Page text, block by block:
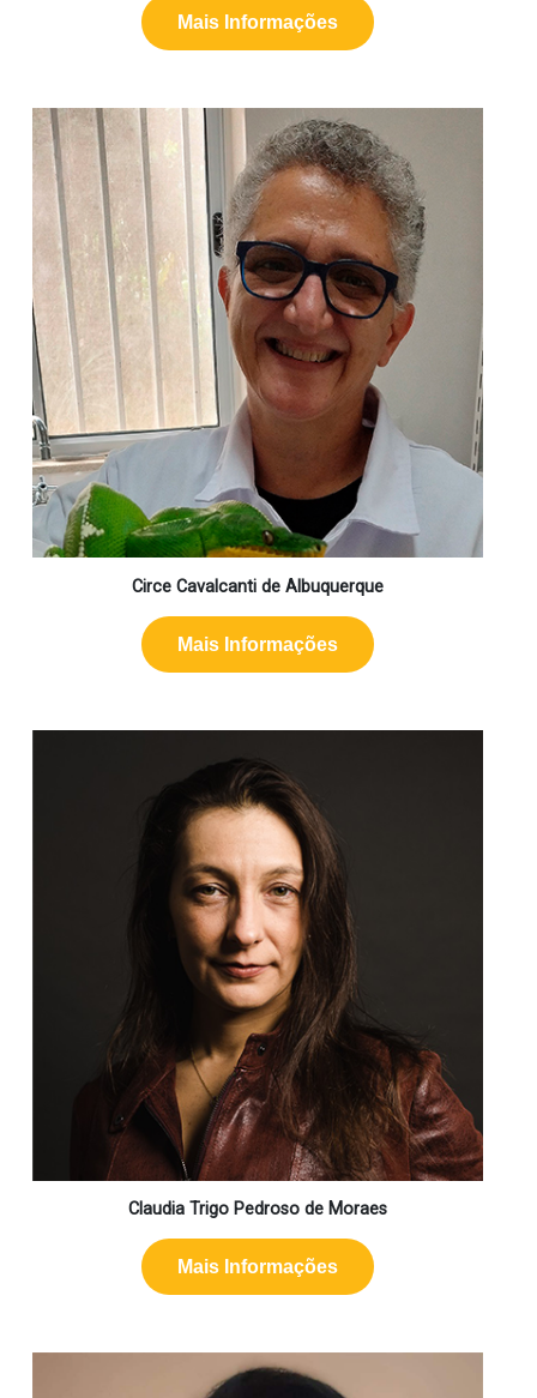
Mais Informações
Circe Cavalcanti de Albuquerque
Mais Informações
Claudia Trigo Pedroso de Moraes
Mais Informações